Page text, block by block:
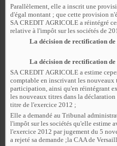
Parallèlement, elle a inscrit une
d'égal montant ; que cette provision
SA CREDIT AGRICOLE a réintégré
relative à l'impôt sur les sociétés de
La décision de rectification
La décision de rectification
SA CREDIT AGRICOLE a estime
comptable en inscrivant les nouveaux
participation, ainsi qu'en réintégrant
les nouveaux titres dans la
titre de l'exercice 2012 ;
Elle a demandé au Tribunal
l'impôt sur les sociétés qu'elle estime
l'exercice 2012 par jugement du 5
a rejeté sa demande ;la CAA de